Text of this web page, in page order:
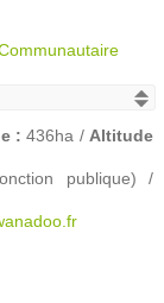
: 436ha / Altitude
publique) /